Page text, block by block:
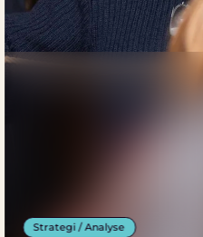
Strategi / Analyse